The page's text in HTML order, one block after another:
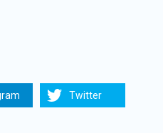
Twitter